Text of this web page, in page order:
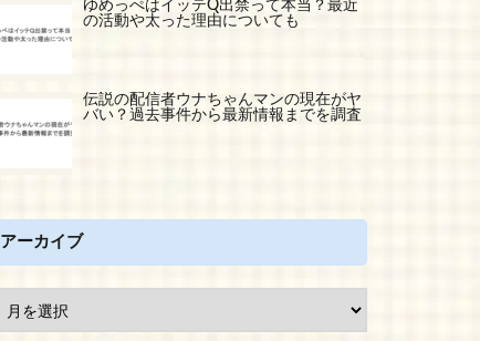
ゆめっぺはイッテQ出禁って本当？最近
の活動や太った理由についても
伝説の配信者ウナちゃんマンの現在がヤ
バい？過去事件から最新情報までを調査
アーカイブ